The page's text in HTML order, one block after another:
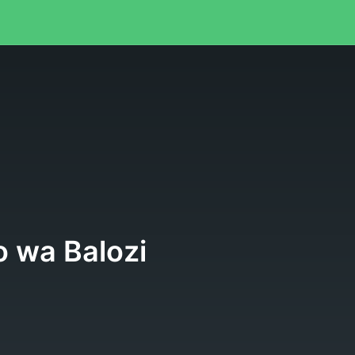
wa Balozi